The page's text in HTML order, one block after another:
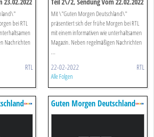
23.02.2022
bei RTL
Nachrichten
RTL
Teil 2\/2, Sendung Vom 22.02.2022
Mit \"Guten Morgen Deutschland\"
präsentiert sich der frühe Morgen bei RTL
mit einem informativen wie unterhaltsamen
Magazin. Neben regelmäßigen Nachrichten
...
22-02-2022 RTL
Alle Folgen
Guten Morgen Deutschland